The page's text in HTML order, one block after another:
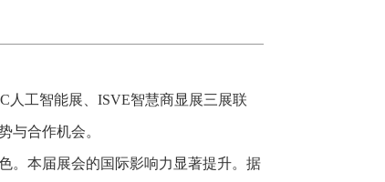
人工智能展、ISVE智慧商显展三展联
与合作机会。
。本届展会的国际影响力显著提升。据